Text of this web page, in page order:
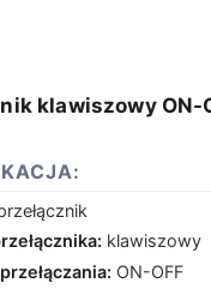
klawiszowy ON-
klawiszowy
ON-OFF